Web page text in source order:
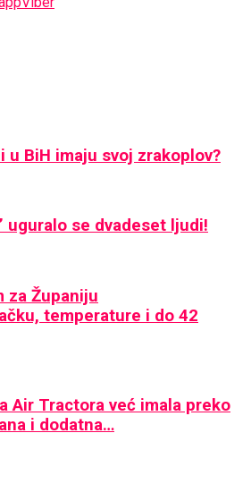
BiH imaju svoj zrakoplov?
uguralo se dvadeset ljudi!
za Županiju
temperature i do 42
Air Tractora već imala preko
i dodatna…